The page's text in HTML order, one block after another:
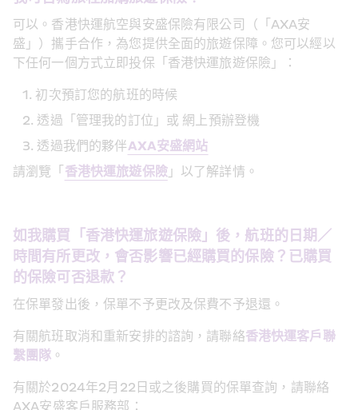
可以。香港快運航空與安盛保險有限公司（「AXA安
盛」）攜手合作，為您提供全面的旅遊保障。您可以經以
下任何一個方式立即投保「香港快運旅遊保險」：
初次預訂您的航班的時候
透過「管理我的訂位」或 網上預辦登機
透過我們的夥伴AXA安盛網站
請瀏覽「 香港快運旅遊保險」以了解詳情。
如我購買「香港快運旅遊保險」後，航班的日期／
時間有所更改，會否影響已經購買的保險？已購買
的保險可否退款？
在保單發出後，保單不予更改及保費不予退還。
有關航班取消和重新安排的諮詢，請聯絡香港快運客戶聯
繫團隊 。
有關於2024年2月22日或之後購買的保單查詢，請聯絡
AXA安盛客戶服務部：